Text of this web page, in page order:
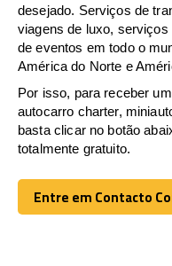
desejado. Serviços de
viagens de luxo,
de eventos em todo o
América do Norte e
Por isso, para receber
autocarro charter,
basta clicar no botão
totalmente gratuito.
Entre em Contacto
Entre em Contacto